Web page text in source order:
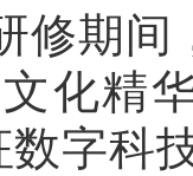
修期间
化精
字科